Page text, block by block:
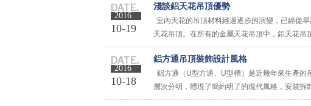
2016
10-19
淺談鋁天花吊頂優勢
室內天花的吊頂材料經過逐步的演變，已經從
天花吊頂。在所有的金屬天花吊頂中，鋁天花
其它的吊頂材料相比，鋁天花吊頂有哪些優勢呢
2016
10-18
鋁方通吊頂裝飾設計風格
鋁方通（U型方通、U型槽）是近幾年來生產的
層次分明，體現了簡約明了的現代風格，安裝
流密集的公共場所，便于空氣的流通、排氣、散